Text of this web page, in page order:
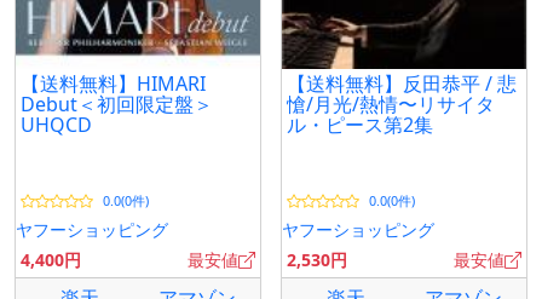
【送料無料】HIMARI
Debut＜初回限定盤＞
UHQCD
0.0(0件)
ヤフーショッピング
4,400円
最安値
【送料無料】反田恭平 / 悲
愴/月光/熱情〜リサイタ
ル・ピース第2集
0.0(0件)
ヤフーショッピング
2,530円
最安値